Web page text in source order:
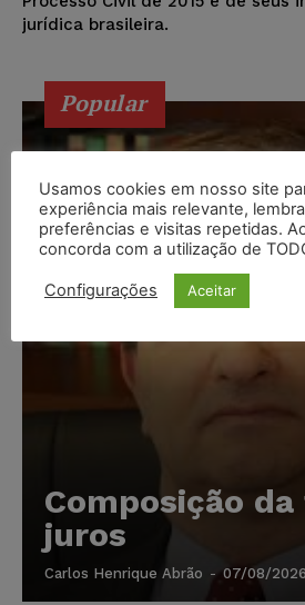
jurídica brasileira.
Popular
Composição
juros
Carlos Henrique Abrão - 07/08/2026
Usamos cookies em nosso site
experiência mais relevante,
preferências e visitas repetidas.
concorda com a utilização de
Configurações Aceitar